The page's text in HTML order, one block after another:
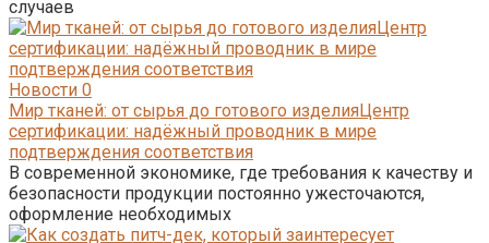
случаев
Новости 0
Мир тканей: от сырья до готового изделияЦентр
сертификации: надёжный проводник в мире
подтверждения соответствия
В современной экономике, где требования к качеству и
безопасности продукции постоянно ужесточаются,
оформление необходимых